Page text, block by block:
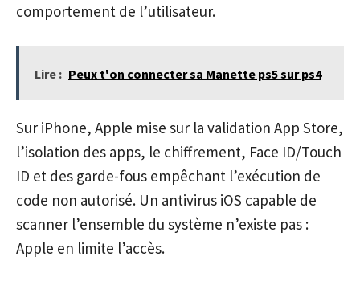
comportement de l’utilisateur.
Lire : Peux t'on connecter sa Manette ps5 sur ps4
Sur iPhone, Apple mise sur la validation App Store,
l’isolation des apps, le chiffrement, Face ID/Touch
ID et des garde-fous empêchant l’exécution de
code non autorisé. Un antivirus iOS capable de
scanner l’ensemble du système n’existe pas :
Apple en limite l’accès.